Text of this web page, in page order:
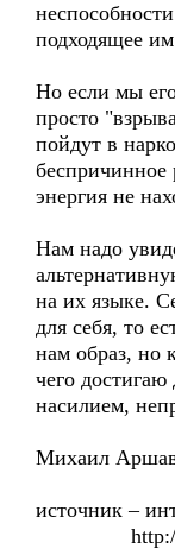
подходящее
Но если мы
просто
пойдут в
беспричинное
энергия не
Нам надо
на их языке.
для себя, то
нам образ, но
чего
насилием,
Михаил
источник –
http://